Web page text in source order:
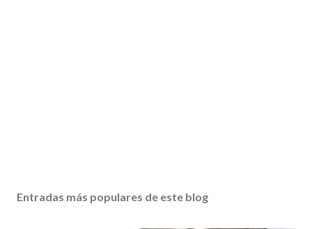
Entradas más populares de este blog